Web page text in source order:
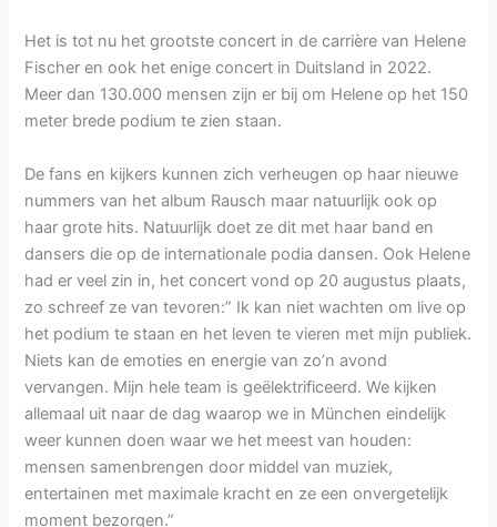
Het is tot nu het grootste concert in de carrière van Helene
Fischer en ook het enige concert in Duitsland in 2022.
Meer dan 130.000 mensen zijn er bij om Helene op het 150
meter brede podium te zien staan.
De fans en kijkers kunnen zich verheugen op haar nieuwe
nummers van het album Rausch maar natuurlijk ook op
haar grote hits. Natuurlijk doet ze dit met haar band en
dansers die op de internationale podia dansen. Ook Helene
had er veel zin in, het concert vond op 20 augustus plaats,
zo schreef ze van tevoren:” Ik kan niet wachten om live op
het podium te staan ​​en het leven te vieren met mijn publiek.
Niets kan de emoties en energie van zo’n avond
vervangen. Mijn hele team is geëlektrificeerd. We kijken
allemaal uit naar de dag waarop we in München eindelijk
weer kunnen doen waar we het meest van houden:
mensen samenbrengen door middel van muziek,
entertainen met maximale kracht en ze een onvergetelijk
moment bezorgen.”